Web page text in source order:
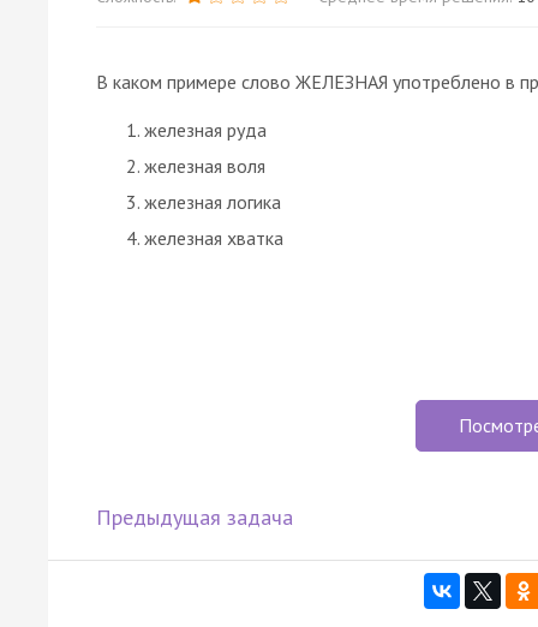
В каком примере слово ЖЕЛЕЗНАЯ употреблено в
железная руда
железная воля
железная логика
железная хватка
Предыдущая задача